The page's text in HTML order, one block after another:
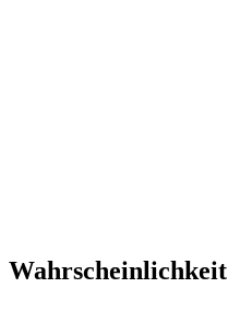
Wahrscheinlichkeit